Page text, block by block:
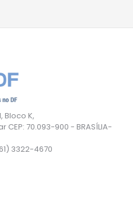
Bloco K,
CEP: 70.093-900 - BRASÍLIA-
3322-4670